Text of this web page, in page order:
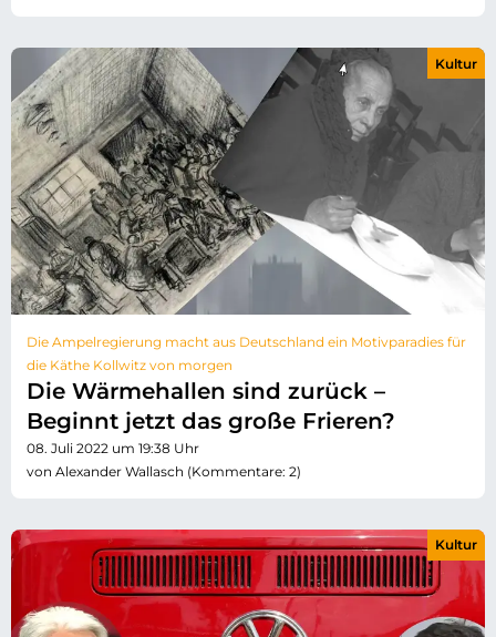
Die Ampelregierung macht aus Deutschland ein Motivparadies für
die Käthe Kollwitz von morgen
Die Wärmehallen sind zurück –
Beginnt jetzt das große Frieren?
08. Juli 2022 um 19:38 Uhr
von Alexander Wallasch (Kommentare: 2)
Kultur
Kultur